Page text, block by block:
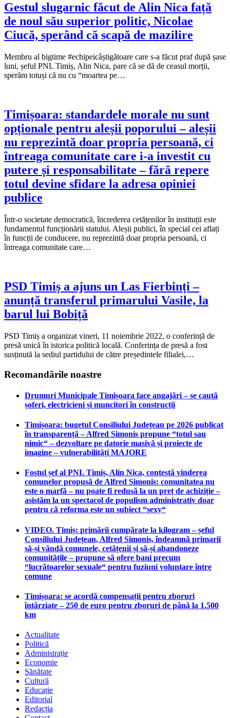
Gestul slugarnic făcut de Alin Nica față
de noul său superior politic, Nicolae
Ciucă, sperând că scapă de mazilire
Membru al bigtime #echipeicâștigătoare care s-a făcut praf după șase
luni, șeful PNL Timiș, Alin Nica, pare că se dă de ceasul morții,
sperăm totuși că nu cu “moartea pe…
Timișoara: standardele morale nu sunt
opționale pentru aleșii poporului – aleșii
nu reprezintă doar propria persoană, ci
întreaga comunitate care i-a investit cu
putere și responsabilitate – fără repere
totul devine sfidare la adresa opiniei
publice
Într-o societate democratică, încrederea cetățenilor în instituții este
fundamentul funcționării statului. Aleșii publici, în special cei aflați
în funcții de conducere, nu reprezintă doar propria persoană, ci
întreaga comunitate care…
PSD Timiș a ajuns un Las Fierbinți –
anunță transferul primarului Vasile, la
barul lui Bobiță
PSD Timiș a organizat vineri, 11 noiembrie 2022, o conferință de
presă unică în istorica politică locală. Conferința de presă a fost
susținută la sediul partidului de către președintele filialei,…
Recomandările noastre
Drumuri Municipale Timișoara face angajări – se caută
șoferi, electricieni și muncitori în construcții
Timișoara: bugetul Consiliului Județean pe 2026 publicat
în transparență – Alfred Simonis propune “totul sau
nimic“ – dezvoltare pe datorie masivă și proiecte de
imagine – vulnerabilități MAJORE
Fostul șef al PNL Timiș, Alin Nica, contestă vinderea
comunelor propusă de Alfred Simonis: comunitatea nu
este o marfă – nu poate fi redusă la un preț de achiziție –
asistăm la un spectacol de populism administrativ doar
pentru că reforma este un subiect “sexy“
VIDEO. Timiș: primării cumpărate la kilogram – șeful
Consiliului Județean, Alfred Simonis, îndeamnă primarii
să-și vândă comunele, cetățenii și să-și abandoneze
comunitățile – propune să ofere bani precum
“lucrătoarelor sexuale“ pentru fuziuni voluntare între
comune
Timișoara: se acordă compensații pentru zboruri
întârziate – 250 de euro pentru zboruri de până la 1.500
km
Actualitate
Politică
Administrație
Economie
Sănătate
Cultură
Educație
Editorial
Redacția